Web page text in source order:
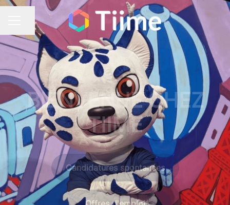
Menu carrière
Partager la page
BIENVENUE CHEZ
TIIME